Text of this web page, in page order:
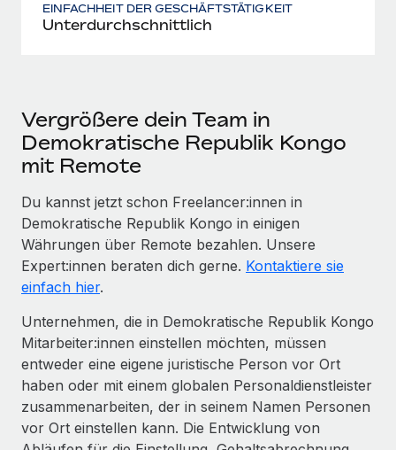
EINFACHHEIT DER GESCHÄFTSTÄTIGKEIT
Unterdurchschnittlich
Vergrößere dein Team in
Demokratische Republik Kongo
mit Remote
Du kannst jetzt schon Freelancer:innen in
Demokratische Republik Kongo in einigen
Währungen über Remote bezahlen. Unsere
Expert:innen beraten dich gerne. Kontaktiere sie
einfach hier.
Unternehmen, die in Demokratische Republik Kongo
Mitarbeiter:innen einstellen möchten, müssen
entweder eine eigene juristische Person vor Ort
haben oder mit einem globalen Personaldienstleister
zusammenarbeiten, der in seinem Namen Personen
vor Ort einstellen kann. Die Entwicklung von